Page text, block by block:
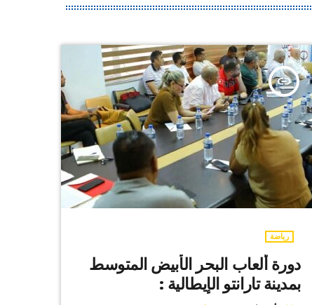
insert_link
رياضة
دورة ألعاب البحر الأبيض المتوسط
بمدينة تارانتو الإيطالية :